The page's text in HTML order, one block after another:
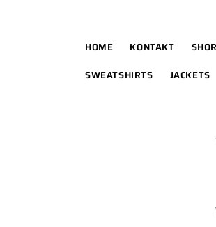
HOME KONTAKT
SWEATSHIRTS
JACKETS